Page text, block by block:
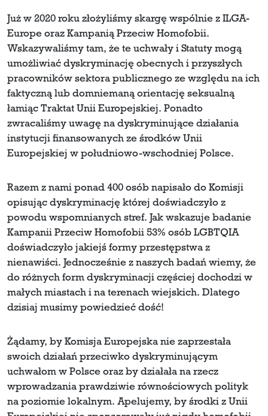
Już w 2020 roku złożyliśmy skargę wspólnie z ILGA-
Europe oraz Kampanią Przeciw Homofobii.
Wskazywaliśmy tam, że te uchwały i Statuty mogą
umożliwiać dyskryminację obecnych i przyszłych
pracowników sektora publicznego ze względu na ich
faktyczną lub domniemaną orientację seksualną
łamiąc Traktat Unii Europejskiej. Ponadto
zwracaliśmy uwagę na dyskryminujące działania
instytucji finansowanych ze środków Unii
Europejskiej w południowo-wschodniej Polsce.
Razem z nami ponad 400 osób napisało do Komisji
opisując dyskryminację której doświadczyło z
powodu wspomnianych stref. Jak wskazuje badanie
Kampanii Przeciw Homofobii 53% osób LGBTQIA
doświadczyło jakiejś formy przestępstwa z
nienawiści. Jednocześnie z naszych badań wiemy, że
do różnych form dyskryminacji częściej dochodzi w
małych miastach i na terenach wiejskich. Dlatego
dzisiaj musimy powiedzieć dość!
Żądamy, by Komisja Europejska nie zaprzestała
swoich działań przeciwko dyskryminującym
uchwałom w Polsce oraz by działała na rzecz
wprowadzania prawdziwie równościowych polityk
na poziomie lokalnym. Apelujemy, by środki z Unii